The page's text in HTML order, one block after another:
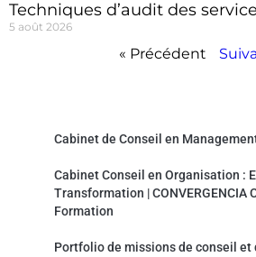
Techniques d’audit des
5 août 2026
« Précédent
Cabinet de Conseil en
Cabinet Conseil en Organisation :
Transformation | CONVERGENCIA
Formation
Portfolio de missions de conseil et